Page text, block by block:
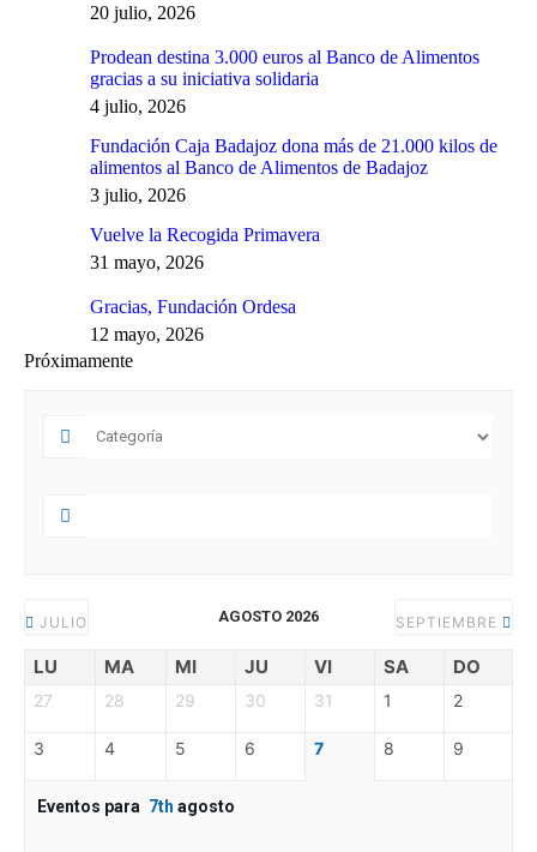
20 julio, 2026
Prodean destina 3.000 euros al Banco de Alimentos
gracias a su iniciativa solidaria
4 julio, 2026
Fundación Caja Badajoz dona más de 21.000 kilos de
alimentos al Banco de Alimentos de Badajoz
3 julio, 2026
Vuelve la Recogida Primavera
31 mayo, 2026
Gracias, Fundación Ordesa
12 mayo, 2026
Próximamente
JULIO AGOSTO 2026 SEPTIEMBRE
LU MA MI JU VI SA DO
27 28 29 30 31 1 2
3 4 5 6 7 8 9
Eventos para 7th agosto